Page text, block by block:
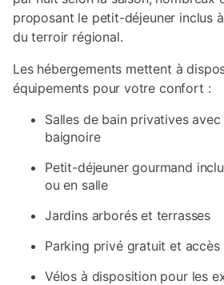
proposant le petit-déjeuner inclus
du terroir régional.
Les hébergements mettent à
équipements pour votre confort :
Salles de bain privatives
baignoire
Petit-déjeuner gourmand
ou en salle
Jardins arborés et terrasses
Parking privé gratuit et accès
Vélos à disposition pour les